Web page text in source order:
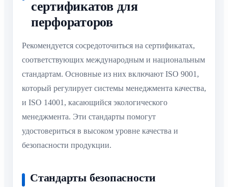
сертификатов для
перфораторов
Рекомендуется сосредоточиться на сертификатах,
соответствующих международным и национальным
стандартам. Основные из них включают ISO 9001,
который регулирует системы менеджмента качества,
и ISO 14001, касающийся экологического
менеджмента. Эти стандарты помогут
удостовериться в высоком уровне качества и
безопасности продукции.
Стандарты безопасности